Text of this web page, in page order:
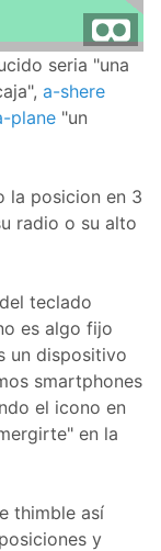
seria "una
a-shere
plane "un
la posicion en 3
radio o su alto
teclado
es algo fijo
un dispositivo
smartphones
el icono en
en la
thimble así
y